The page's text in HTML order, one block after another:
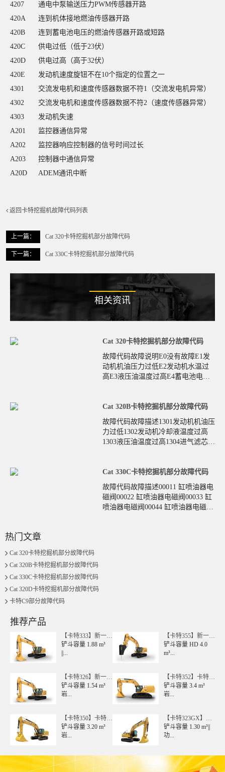
4207
通电中泵输送压力PWM传感器开路
420A
连到机体接地燃油传感器开路
420B
连到蓄电池电压的燃油传感器开路或短路
420C
供电过低（低于23伏）
420D
供电过高（高于32伏）
420E
发动机速度旋钮不在10个指定的位置之一
4301
交流发电机和速度传感器数据不符1（交流发电机异常）
4302
交流发电机和速度传感器数据不符2（速度传感器异常）
4303
发动机失速
A201
监控器通信异常
A202
监控器响应控制器的信号时间过长
A203
控制器中通信异常
A20D
ADEM通讯中断
返回卡特挖掘机故障代码列表
上一篇： Cat 320卡特挖掘机部分故障代码
下一篇： Cat 330C卡特挖掘机部分故障代码
相关资讯
Cat 320卡特挖掘机部分故障代码
故障代码故障说明E0没有故障E1发
动机机油压力过低E2发动机水温过
高E3液压油温度过高E4蓄电池电压
Cat 320B卡特挖掘机部分故障代码
故障代码故障描述1301发动机机油压
力过低1302发动机冷却液温度过高
1303液压油温度过高1304进气滤芯堵
Cat 330C卡特挖掘机部分故障代码
故障代码故障描述00011 缸喷油器电
磁阀00022 缸喷油器电磁阀00033 缸
喷油器电磁阀00044 缸喷油器电磁阀
热门文章
Cat 320卡特挖掘机部分故障代码
Cat 320B卡特挖掘机部分故障代码
Cat 330C卡特挖掘机部分故障代码
Cat 320D卡特挖掘机部分故障代码
卡特C9部分故障代码
推荐产品
【卡特333】新一代
卡特彼...
铲斗容量 1.88 m³
||...
【卡特355】新一代
卡特彼...
铲斗容量 HD 4.0
m³...
【卡特326】新一代
卡特彼...
铲斗容量 1.54 m³
岩...
【卡特352】卡特彼
勒352...
铲斗容量 3.4 m³
岩...
【卡特350】卡特彼
勒350...
铲斗容量 3.20 m³
岩...
【卡特323GX】卡
特彼勒32...
铲斗容量 1.30 m³||
功...
陕西省汉中市用户 189****7826咨询了卡特挖掘机【国四】的价
广东省广州市用户 176****0629咨询了卡特微型挖掘机【国四】
广东省惠州市用户 138****0037咨询了卡特挖掘机【国四】的价
广东省深圳市用户 156****4564咨询了420F2的价格
广西壮族自治区贵港市用户 130****4512咨询了【卡特307】卡
广东省广州市用户 135****8630咨询了轮式装载机的价格
四川省成都市用户 173****0019咨询了卡特中型挖掘机【国四】
广东省梅州市用户 175****6728咨询了303CR的价格
山东省青岛市用户 131****3989咨询了中型挖掘机的价格
广东省佛山市用户 199****9371咨询了卡特大型挖掘机【国四】
广西壮族自治区玉林市用户 150****6996咨询了卡特中型挖掘机
湖南省常德市用户 132****8588咨询了卡特355的价格
广东省广州市用户 181****4862咨询了卡特大型挖掘机【国四】